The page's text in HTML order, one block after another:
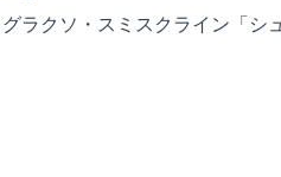
グラクソ・スミスクライン「シ